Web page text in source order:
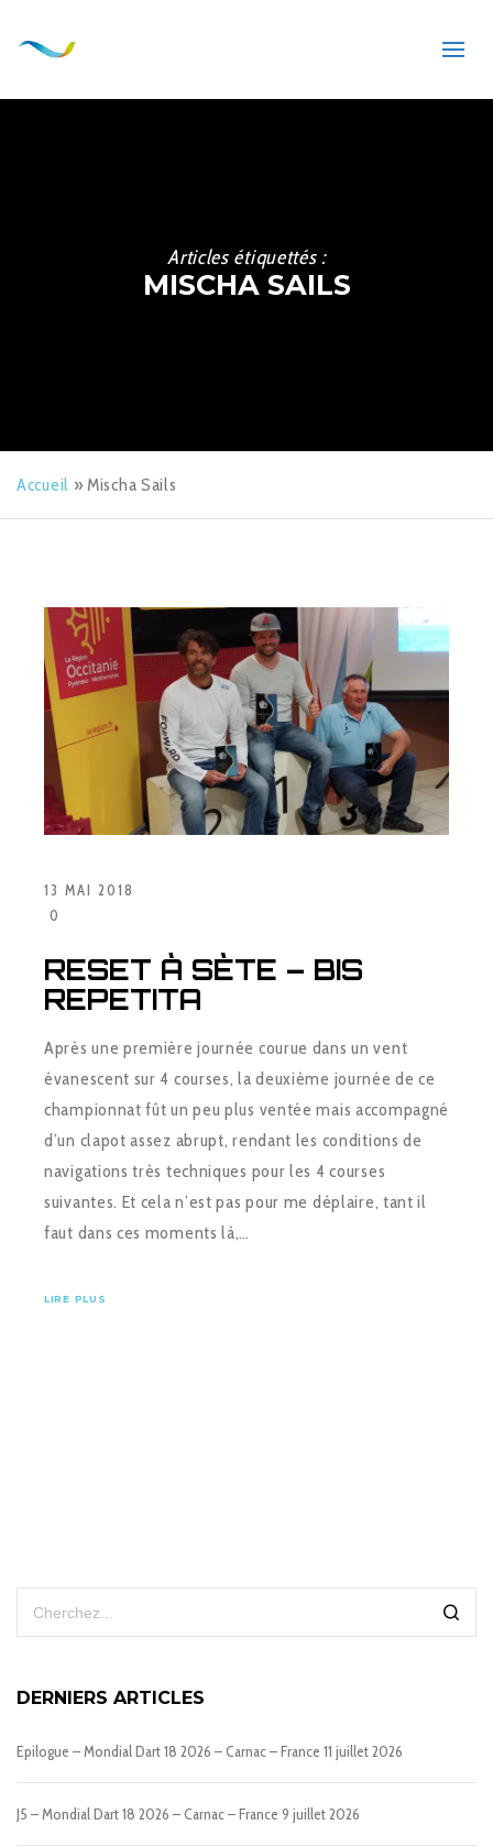
Articles étiquettés :
MISCHA SAILS
Accueil »Mischa Sails
13 MAI 2018
0
RESET À SÈTE – BIS
REPETITA
Après une première journée courue dans un vent
évanescent sur 4 courses, la deuxième journée de ce
championnat fût un peu plus ventée mais accompagné
d’un clapot assez abrupt, rendant les conditions de
navigations très techniques pour les 4 courses
suivantes. Et cela n’est pas pour me déplaire, tant il
faut dans ces moments là,…
LIRE PLUS
DERNIERS ARTICLES
Epilogue – Mondial Dart 18 2026 – Carnac – France 11 juillet 2026
J5 – Mondial Dart 18 2026 – Carnac – France 9 juillet 2026